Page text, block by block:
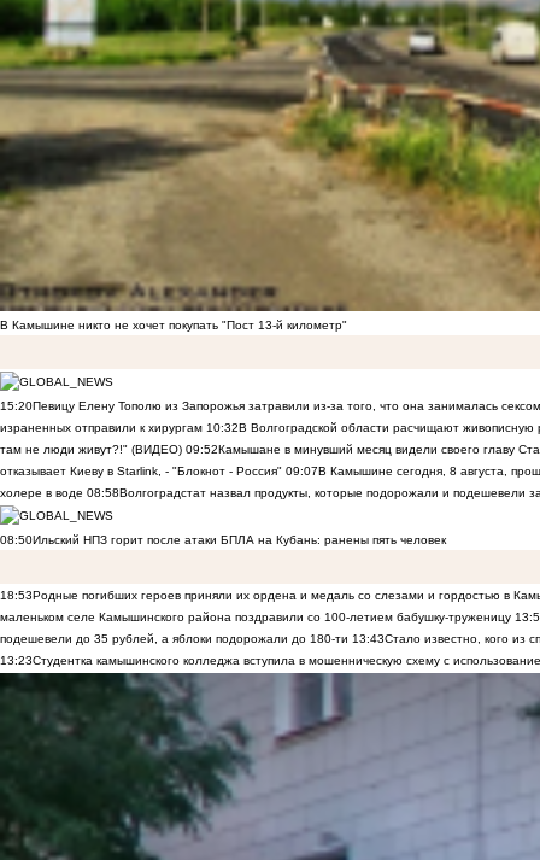
В Камышине никто не хочет покупать "Пост 13-й километр"
15:20Певицу Елену Тополю из Запорожья затравили из-за того, что она занималась
израненных отправили к хирургам 10:32В Волгоградской области расчищают
там не люди живут?!" (ВИДЕО) 09:52Камышане в минувший месяц видели своего главу
отказывает Киеву в Starlink, - "Блокнот - Россия" 09:07В Камышине сегодня, 8 августа,
холере в воде 08:58Волгоградстат назвал продукты, которые подорожали и подешевели
08:50Ильский НПЗ горит после атаки БПЛА на Кубань: ранены пять человек
18:53Родные погибших героев приняли их ордена и медаль со слезами и гордостью в
маленьком селе Камышинского района поздравили со 100-летием бабушку-труженицу
подешевели до 35 рублей, а яблоки подорожали до 180-ти 13:43Стало известно, кого из
13:23Студентка камышинского колледжа вступила в мошенническую схему с